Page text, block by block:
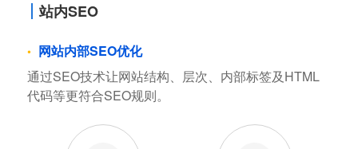
站内SEO
网站内部SEO优化
通过SEO技术让网站结构、层次、内部标签及HTML
代码等更符合SEO规则。